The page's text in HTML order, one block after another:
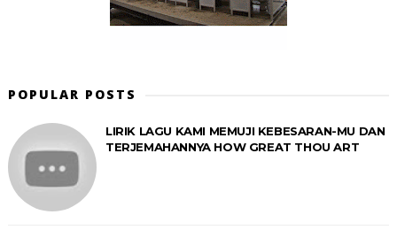
POPULAR POSTS
LIRIK LAGU KAMI MEMUJI KEBESARAN-MU DAN
TERJEMAHANNYA HOW GREAT THOU ART